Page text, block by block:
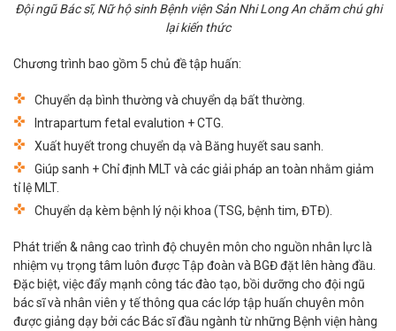
Đội ngũ Bác sĩ, Nữ hộ sinh Bệnh viện Sản Nhi Long An chăm chú ghi
lại kiến thức
Chương trình bao gồm 5 chủ đề tập huấn:
Chuyển dạ bình thường và chuyển dạ bất thường.
Intrapartum fetal evalution + CTG.
Xuất huyết trong chuyển dạ và Băng huyết sau sanh.
Giúp sanh + Chỉ định MLT và các giải pháp an toàn nhằm giảm
tỉ lệ MLT.
Chuyển dạ kèm bệnh lý nội khoa (TSG, bệnh tim, ĐTĐ).
Phát triển & nâng cao trình độ chuyên môn cho nguồn nhân lực là
nhiệm vụ trọng tâm luôn được Tập đoàn và BGĐ đặt lên hàng đầu.
Đặc biệt, việc đẩy mạnh công tác đào tạo, bồi dưỡng cho đội ngũ
bác sĩ và nhân viên y tế thông qua các lớp tập huấn chuyên môn
được giảng dạy bởi các Bác sĩ đầu ngành từ những Bệnh viện hàng